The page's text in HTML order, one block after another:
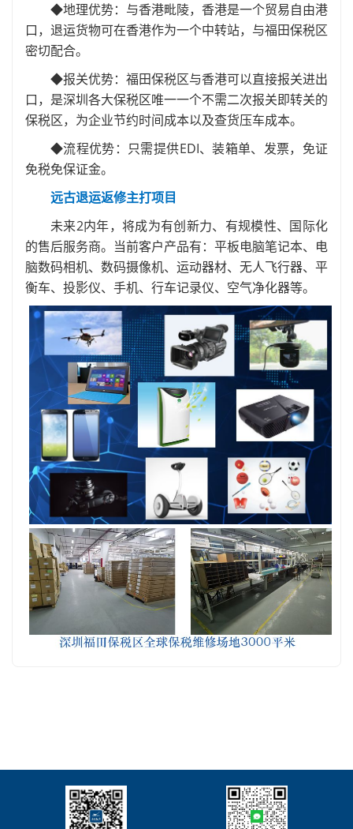
◆地理优势：与香港毗陵，香港是一个贸易自由港
口，退运货物可在香港作为一个中转站，与福田保税区
密切配合。
◆报关优势：福田保税区与香港可以直接报关进出
口，是深圳各大保税区唯一一个不需二次报关即转关的
保税区，为企业节约时间成本以及查货压车成本。
◆流程优势：只需提供EDI、装箱单、发票，免证
免税免保证金。
远古退运返修主打项目
未来2内年，将成为有创新力、有规模性、国际化
的售后服务商。当前客户产品有：平板电脑笔记本、电
脑数码相机、数码摄像机、运动器材、无人飞行器、平
衡车、投影仪、手机、行车记录仪、空气净化器等。